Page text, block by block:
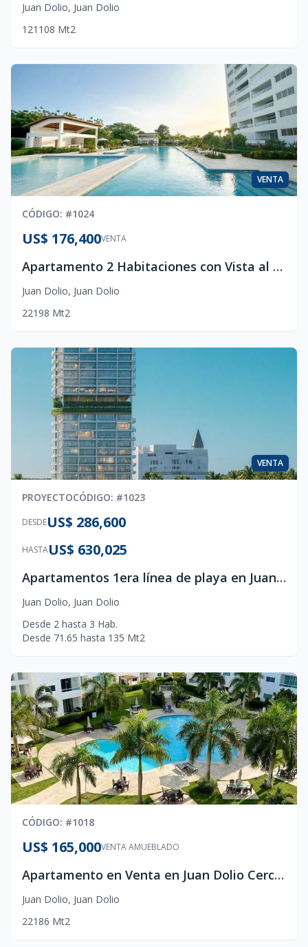
Juan Dolio, Juan Dolio
1 21 108 Mt2
VENTA
CÓDIGO: #1024
VENTA
US$ 176,400
Apartamento 2 Habitaciones con Vista al Mar en Coral Cliffs, Juan Dolio
Juan Dolio, Juan Dolio
22198 Mt2
VENTA
PROYECTOCÓDIGO: #1023
DESDEUS$ 286,600
HASTAUS$ 630,025
Apartamentos 1era línea de playa en Juan Dolio
Juan Dolio, Juan Dolio
Desde 2 hasta 3 Hab.
Desde 71.65 hasta 135 Mt2
CÓDIGO: #1018
VENTA AMUEBLADO
US$ 165,000
Apartamento en Venta en Juan Dolio Cerca de la Playa | 2 Habitaciones con Piscina – US$165,000
Juan Dolio, Juan Dolio
22186 Mt2